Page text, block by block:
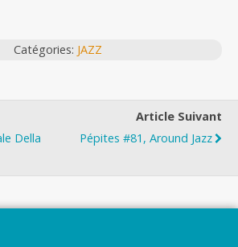
Catégories: JAZZ
Della
Article Suivant
Pépites #81, Around Jazz